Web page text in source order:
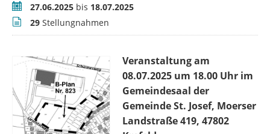
Zeitraum27.06.2025 bis 18.07.2025
Stellungnahmen
29 Stellungnahmen
Veranstaltung am
08.07.2025 um 18.00 Uhr im
Gemeindesaal der
Gemeinde St. Josef, Moerser
Landstraße 419, 47802